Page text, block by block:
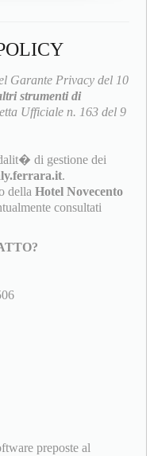
Garante Privacy del 10
strumenti di
Ufficiale n. 163 del 9
di gestione dei
.
dellaHotel Novecento
consultati
preposte al